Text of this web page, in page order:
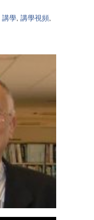
講學, 講學視頻,